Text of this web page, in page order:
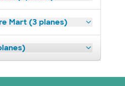
Mart (3 planes)